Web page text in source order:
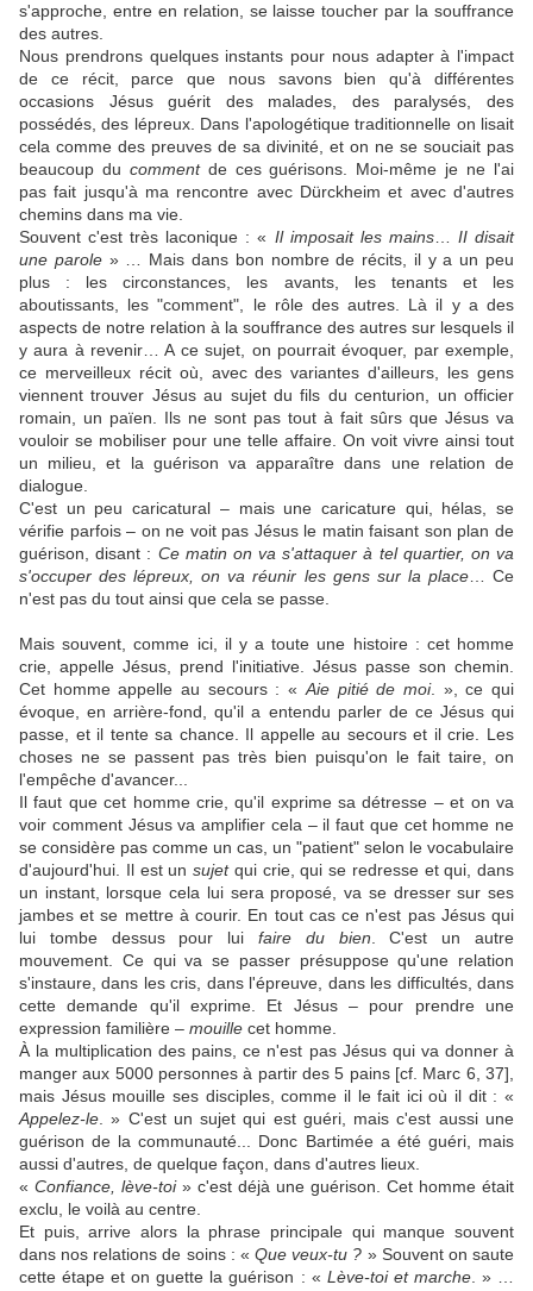
s'approche, entre en relation, se laisse toucher par la souffrance
des autres.
Nous prendrons quelques instants pour nous adapter à l'impact
de ce récit, parce que nous savons bien qu'à différentes
occasions Jésus guérit des malades, des paralysés, des
possédés, des lépreux. Dans l'apologétique traditionnelle on lisait
cela comme des preuves de sa divinité, et on ne se souciait pas
beaucoup du commentde ces guérisons. Moi-même je ne l'ai
pas fait jusqu'à ma rencontre avec Dürckheim et avec d'autres
chemins dans ma vie.
Souvent c'est très laconique : « Il imposait les mains… II disait
une parole» … Mais dans bon nombre de récits, il y a un peu
plus : les circonstances, les avants, les tenants et les
aboutissants, les "comment", le rôle des autres. Là il y a des
aspects de notre relation à la souffrance des autres sur lesquels il
y aura à revenir… A ce sujet, on pourrait évoquer, par exemple,
ce merveilleux récit où, avec des variantes d'ailleurs, les gens
viennent trouver Jésus au sujet du fils du centurion, un officier
romain, un païen. Ils ne sont pas tout à fait sûrs que Jésus va
vouloir se mobiliser pour une telle affaire. On voit vivre ainsi tout
un milieu, et la guérison va apparaître dans une relation de
dialogue.
C'est un peu caricatural – mais une caricature qui, hélas, se
vérifie parfois – on ne voit pas Jésus le matin faisant son plan de
guérison, disant : Ce matin on va s'attaquer à tel quartier, on va
s'occuper des lépreux, on va réunir les gens sur la place… Ce
n'est pas du tout ainsi que cela se passe.
Mais souvent, comme ici, il y a toute une histoire : cet homme
crie, appelle Jésus, prend l'initiative. Jésus passe son chemin.
Cet homme appelle au secours : « Aie pitié de moi. », ce qui
évoque, en arrière-fond, qu'il a entendu parler de ce Jésus qui
passe, et il tente sa chance. Il appelle au secours et il crie. Les
choses ne se passent pas très bien puisqu'on le fait taire, on
l'empêche d'avancer...
Il faut que cet homme crie, qu'il exprime sa détresse – et on va
voir comment Jésus va amplifier cela – il faut que cet homme ne
se considère pas comme un cas, un "patient" selon le vocabulaire
d'aujourd'hui. Il est un sujetqui crie, qui se redresse et qui, dans
un instant, lorsque cela lui sera proposé, va se dresser sur ses
jambes et se mettre à courir. En tout cas ce n'est pas Jésus qui
lui tombe dessus pour lui faire du bien . C'est un autre
mouvement. Ce qui va se passer présuppose qu'une relation
s'instaure, dans les cris, dans l'épreuve, dans les difficultés, dans
cette demande qu'il exprime. Et Jésus – pour prendre une
expression familière – mouille cet homme.
À la multiplication des pains, ce n'est pas Jésus qui va donner à
manger aux 5000 personnes à partir des 5 pains [cf. Marc 6, 37],
mais Jésus mouille ses disciples, comme il le fait ici où il dit : «
Appelez-le . » C'est un sujet qui est guéri, mais c'est aussi une
guérison de la communauté... Donc Bartimée a été guéri, mais
aussi d'autres, de quelque façon, dans d'autres lieux.
« Confiance, lève-toi» c'est déjà une guérison. Cet homme était
exclu, le voilà au centre.
Et puis, arrive alors la phrase principale qui manque souvent
dans nos relations de soins : «Que veux-tu ? » Souvent on saute
cette étape et on guette la guérison : « Lève-toi et marche. » …